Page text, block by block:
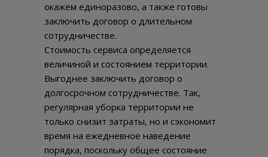
окажем единоразово, а также готовы
заключить договор о длительном
сотрудничестве.
Стоимость сервиса определяется
величиной и состоянием территории.
Выгоднее заключить договор о
долгосрочном сотрудничестве. Так,
регулярная уборка территории не
только снизит затраты, но и сэкономит
время на ежедневное наведение
порядка, поскольку общее состояние